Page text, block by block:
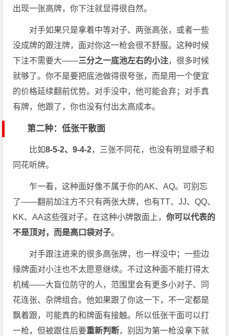
出现一张高牌，你下注就显得很自然。
对手如果只是拿着中等对子、两张高张，或者一些
没成牌的跟注牌，面对你这一枪会很不舒服。这种时候
下注不需要大——三分之一底池左右的小注，很多时候
就够了。你不是要把底池做得很夸张，而是用一个便宜
的价格延续翻前优势。对手没中，他可能会弃；对手真
有牌，他跟了，你也没有付出太高成本。
第二种：低张干散面
比如8-5-2、9-4-2，三张不同花，也没有明显顺子和
同花听牌。
乍一看，这种面好像不属于你的AK、AQ。可别忘
了——翻前加注方不只有两张大牌，也有TT、JJ、QQ、
KK、AA这些强对子。在这种小牌散面上，你可以代表的
不是顶对，而是高口袋对子。
对手跟注进来的很多高张牌，也一样没中；一些边
缘牌面对小注也不太愿意继续。不过这种面不能打得太
机械——大盲位防守的人，范围里会有更多小对子、同
花连张、杂牌组合。他如果跟了你这一下，不一定都是
飘着跟，可能真的和牌面有接触。所以低张干面可以打
一枪，但被跟住后要重新判断，别因为第一枪没拿下就